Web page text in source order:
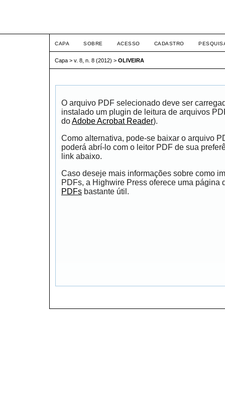
CAPA SOBRE ACESSO CADASTRO
Capa > v. 8, n. 8 (2012) > OLIVEIRA
O arquivo PDF selecionado deve ser
instalado um plugin de leitura de arquivos
doAdobe Acrobat Reader).
Como alternativa, pode-se baixar o arquivo
poderá abrí-lo com o leitor PDF de sua
link abaixo.
Caso deseje mais informações sobre como
PDFs, a Highwire Press oferece uma página
PDFs bastante útil.